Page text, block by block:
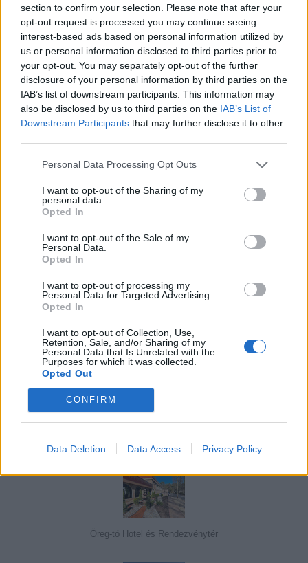
section to confirm your selection. Please note that after your
opt-out request is processed you may continue seeing
interest-based ads based on personal information utilized by
us or personal information disclosed to third parties prior to
your opt-out. You may separately opt-out of the further
disclosure of your personal information by third parties on the
IAB’s list of downstream participants. This information may
also be disclosed by us to third parties on the IAB’s List of
Downstream Participants that may further disclose it to other
Personal Data Processing Opt Outs
I want to opt-out of the Sharing of my
personal data.
Opted In
I want to opt-out of the Sale of my
Personal Data.
Opted In
I want to opt-out of processing my
Personal Data for Targeted Advertising.
Opted In
I want to opt-out of Collection, Use,
Retention, Sale, and/or Sharing of my
Personal Data that Is Unrelated with the
Purposes for which it was collected.
Opted Out
CONFIRM
Data Deletion Data Access Privacy Policy
Minősítés
Hogyan lehet minősített
kutyabarát helyed?
Megismerem
Javasolj egy kutyabarát helyet!
Öreg-tó Hotel és Rendezvénytér